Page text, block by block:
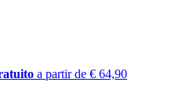
a partir de € 64,90